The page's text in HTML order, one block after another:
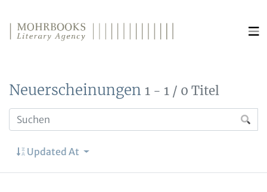
Neuerscheinungen 1 - 1 / 0 Titel
Updated At